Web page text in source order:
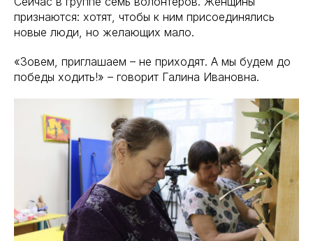
признаются: хотят, чтобы к ним присоединялись
новые люди, но желающих мало.
«Зовем, приглашаем – не приходят. А мы будем до
победы ходить!» – говорит Галина Ивановна.